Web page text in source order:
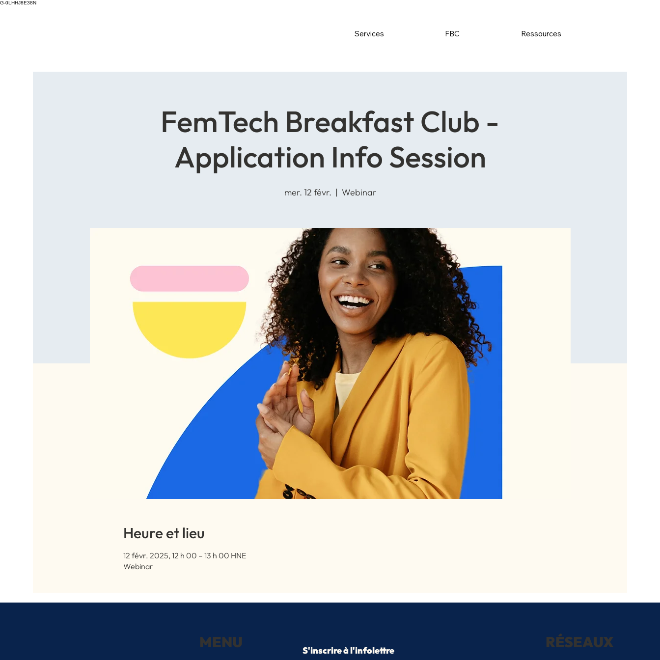
G-0LHHJ8E38N
Services FBC Ressources
FemTech Breakfast Club -
Application Info Session
mer. 12 févr.
  |
Webinar
Heure et lieu
12 févr. 2025, 12 h 00 – 13 h 00 HNE
Webinar
MENU S'inscrire à l'infolettre RÉSEAUX